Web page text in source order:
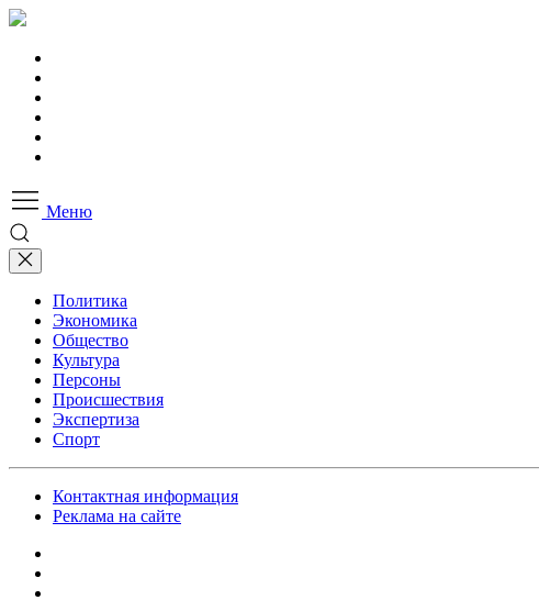
Меню
Политика
Экономика
Общество
Культура
Персоны
Происшествия
Экспертиза
Спорт
Контактная информация
Реклама на сайте